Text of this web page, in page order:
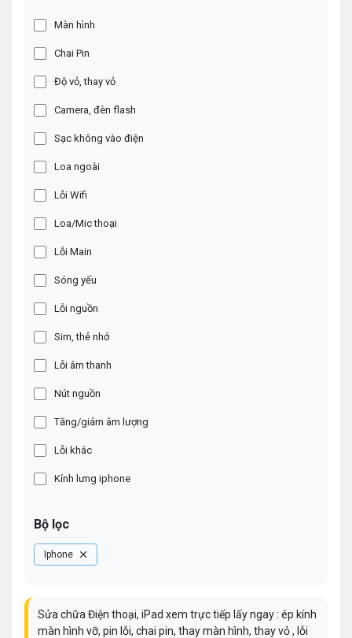
Màn hình
Chai Pin
Độ vỏ, thay vỏ
Camera, đèn flash
Sạc không vào điện
Loa ngoài
Lỗi Wifi
Loa/Mic thoại
Lỗi Main
Sóng yếu
Lỗi nguồn
Sim, thẻ nhớ
Lỗi âm thanh
Nút nguồn
Tăng/giảm âm lượng
Lỗi khác
Kính lưng iphone
Bộ lọc
Iphone
Sửa chữa Điện thoại, iPad xem trực tiếp lấy ngay : ép kính
màn hình vỡ, pin lỗi, chai pin, thay màn hình, thay vỏ , lỗi